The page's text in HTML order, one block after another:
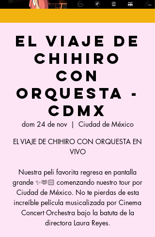
EL VIAJE DE
CHIHIRO
CON
ORQUESTA -
CDMX
dom 24 de nov
  |
Ciudad de México
EL VIAJE DE CHIHIRO CON ORQUESTA EN
VIVO
Nuestra peli favorita regresa en pantalla
grande ✨🫶🏻 comenzando nuestro tour por
Ciudad de México. No te pierdas de esta
increíble película musicalizada por Cinema
Concert Orchestra bajo la batuta de la
directora Laura Reyes.